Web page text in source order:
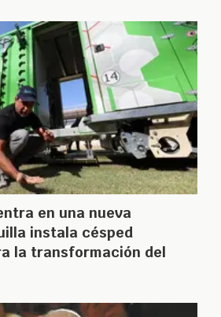
en una nueva
instala césped
la transformación del